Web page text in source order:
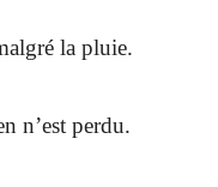
la pluie.
n’est perdu.